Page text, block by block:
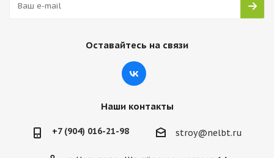
Оставайтесь на связи
Наши контакты
+7 (904) 016-21-98 stroy@nelbt.ru